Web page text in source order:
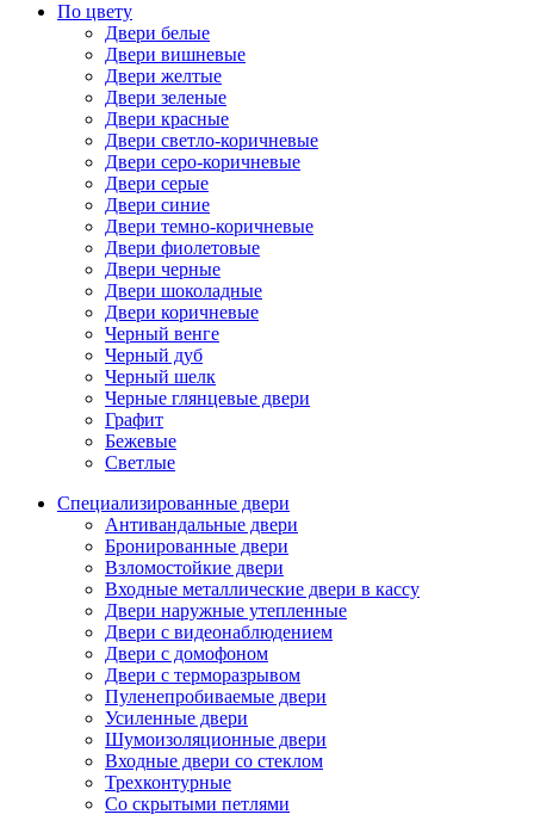
По цвету
Двери белые
Двери вишневые
Двери желтые
Двери зеленые
Двери красные
Двери светло-коричневые
Двери серо-коричневые
Двери серые
Двери синие
Двери темно-коричневые
Двери фиолетовые
Двери черные
Двери шоколадные
Двери коричневые
Черный венге
Черный дуб
Черный шелк
Черные глянцевые двери
Графит
Бежевые
Светлые
Специализированные двери
Антивандальные двери
Бронированные двери
Взломостойкие двери
Входные металлические двери в кассу
Двери наружные утепленные
Двери с видеонаблюдением
Двери с домофоном
Двери с терморазрывом
Пуленепробиваемые двери
Усиленные двери
Шумоизоляционные двери
Входные двери со стеклом
Трехконтурные
Со скрытыми петлями